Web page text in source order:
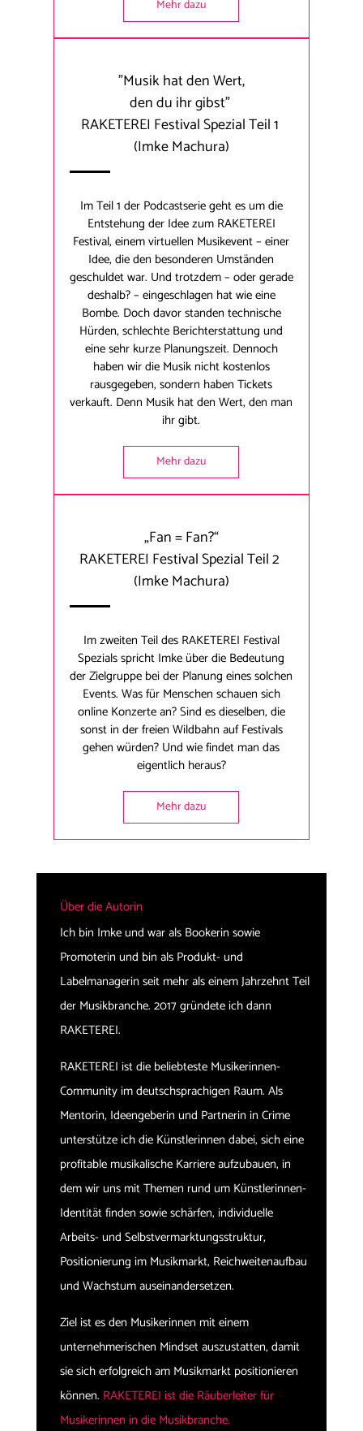
Mehr dazu
"Musik hat den Wert,
den du ihr gibst"
RAKETEREI Festival Spezial Teil 1
(Imke Machura)
Im Teil 1 der Podcastserie geht es um die
Entstehung der Idee zum RAKETEREI
Festival, einem virtuellen Musikevent – einer
Idee, die den besonderen Umständen
geschuldet war. Und trotzdem – oder gerade
deshalb? – eingeschlagen hat wie eine
Bombe. Doch davor standen technische
Hürden, schlechte Berichterstattung und
eine sehr kurze Planungszeit. Dennoch
haben wir die Musik nicht kostenlos
rausgegeben, sondern haben Tickets
verkauft. Denn Musik hat den Wert, den man
ihr gibt.
Mehr dazu
„Fan = Fan?“
RAKETEREI Festival Spezial Teil 2
(Imke Machura)
Im zweiten Teil des RAKETEREI Festival
Spezials spricht Imke über die Bedeutung
der Zielgruppe bei der Planung eines solchen
Events. Was für Menschen schauen sich
online Konzerte an? Sind es dieselben, die
sonst in der freien Wildbahn auf Festivals
gehen würden? Und wie findet man das
eigentlich heraus?
Mehr dazu
Über die Autorin
Ich bin Imke und war als Bookerin sowie
Promoterin und bin als Produkt- und
Labelmanagerin seit mehr als einem Jahrzehnt Teil
der Musikbranche. 2017 gründete ich dann
RAKETEREI.
RAKETEREI ist die beliebteste Musikerinnen-
Community im deutschsprachigen Raum. Als
Mentorin, Ideengeberin und Partnerin in Crime
unterstütze ich die Künstlerinnen dabei, sich eine
profitable musikalische Karriere aufzubauen, in
dem wir uns mit Themen rund um Künstlerinnen-
Identität finden sowie schärfen, individuelle
Arbeits- und Selbstvermarktungsstruktur,
Positionierung im Musikmarkt, Reichweitenaufbau
und Wachstum auseinandersetzen.
Ziel ist es den Musikerinnen mit einem
unternehmerischen Mindset auszustatten, damit
sie sich erfolgreich am Musikmarkt positionieren
können. RAKETEREI ist die Räuberleiter für
Musikerinnen in die Musikbranche.